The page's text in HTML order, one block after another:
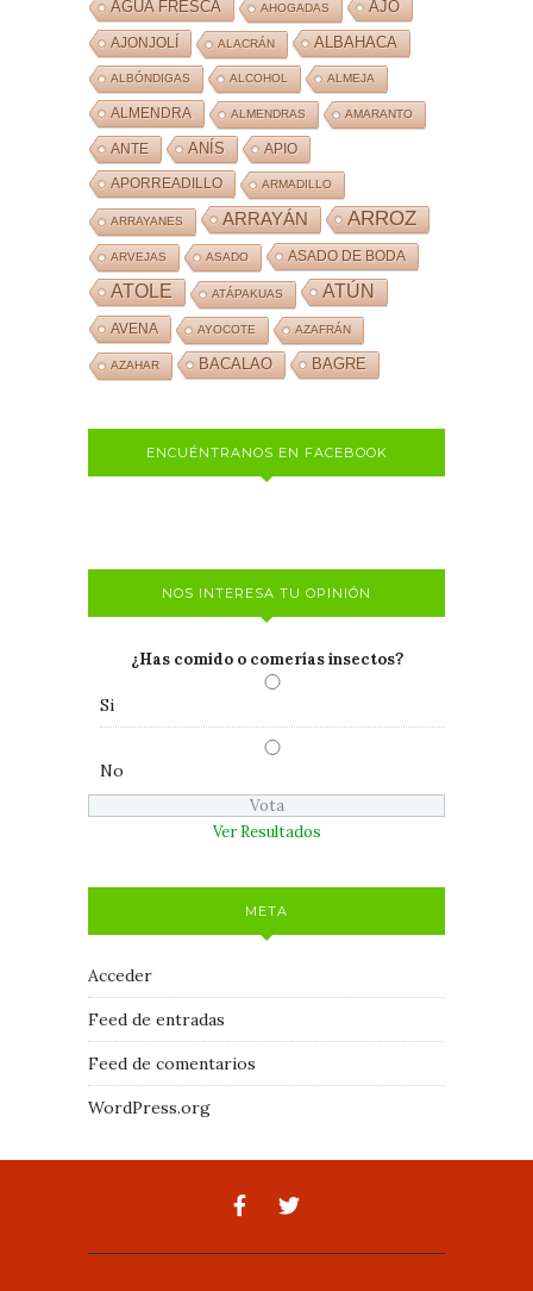
AGUA FRESCA AHOGADAS AJO
AJONJOLÍ ALACRÁN ALBAHACA
ALBÓNDIGAS ALCOHOL ALMEJA
ALMENDRA ALMENDRAS AMARANTO
ANTE ANÍS APIO
APORREADILLO ARMADILLO
ARRAYANES ARRAYÁN ARROZ
ARVEJAS ASADO ASADO DE BODA
ATOLE ATÁPAKUAS ATÚN
AVENA AYOCOTE AZAFRÁN
AZAHAR BACALAO BAGRE
ENCUÉNTRANOS EN FACEBOOK
NOS INTERESA TU OPINIÓN
¿Has comido o comerías insectos?
Si
No
Ver Resultados
META
Acceder
Feed de entradas
Feed de comentarios
WordPress.org